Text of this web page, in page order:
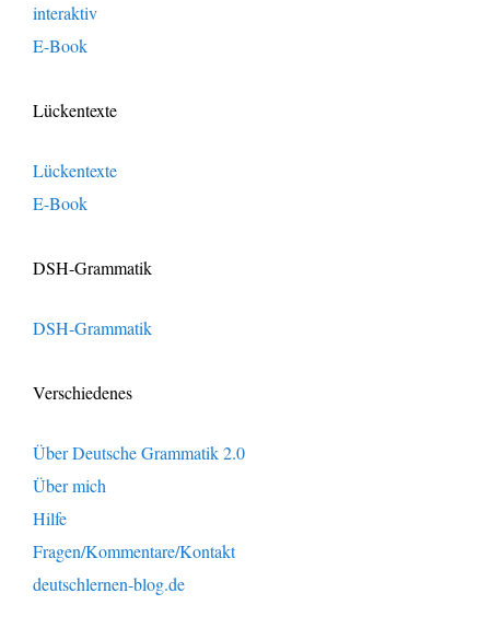
interaktiv
E-Book
Lückentexte
Lückentexte
E-Book
DSH-Grammatik
DSH-Grammatik
Verschiedenes
Über Deutsche Grammatik 2.0
Über mich
Hilfe
Fragen/Kommentare/Kontakt
deutschlernen-blog.de